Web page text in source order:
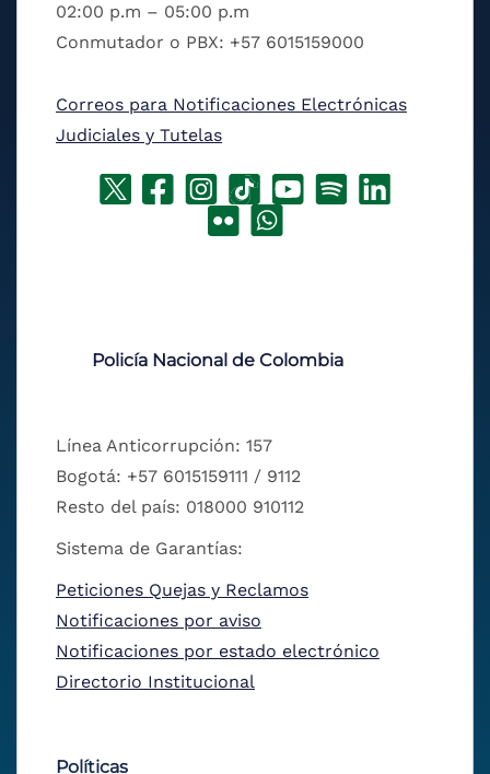
02:00 p.m – 05:00 p.m
Conmutador o PBX: +57 6015159000
Correos para Notificaciones Electrónicas
Judiciales y Tutelas
Policía Nacional de Colombia
Línea Anticorrupción: 157
Bogotá: +57 6015159111 / 9112
Resto del país: 018000 910112
Sistema de Garantías:
Peticiones Quejas y Reclamos
Notificaciones por aviso
Notificaciones por estado electrónico
Directorio Institucional
Políticas